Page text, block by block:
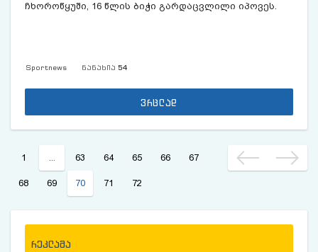
ჩხოროწყუში, 16 წლის ბიჭი გარდაცვლილი იპოვეს.
Sportnews ნანახია 54
ვრცლად
1 ... 63 64 65 66 67
68 69 70 71 72
რეკლამა